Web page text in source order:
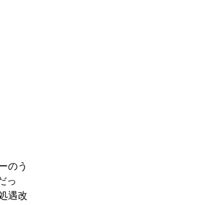
のう
っ
遇改